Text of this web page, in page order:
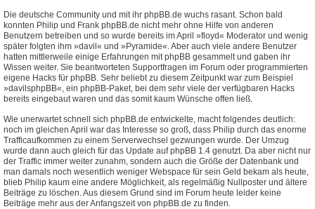
Die deutsche Community und mit ihr phpBB.de wuchs rasant. Schon bald
konnten Philip und Frank phpBB.de nicht mehr ohne Hilfe von anderen
Benutzern betreiben und so wurde bereits im April »floyd« Moderator und wenig
später folgten ihm »davil« und »Pyramide«. Aber auch viele andere Benutzer
hatten mittlerweile einige Erfahrungen mit phpBB gesammelt und gaben ihr
Wissen weiter. Sie beantworteten Supportfragen im Forum oder programmierten
eigene Hacks für phpBB. Sehr beliebt zu diesem Zeitpunkt war zum Beispiel
»davilsphpBB«, ein phpBB-Paket, bei dem sehr viele der verfügbaren Hacks
bereits eingebaut waren und das somit kaum Wünsche offen ließ.
Wie unerwartet schnell sich phpBB.de entwickelte, macht folgendes deutlich:
noch im gleichen April war das Interesse so groß, dass Philip durch das enorme
Trafficaufkommen zu einem Serverwechsel gezwungen wurde. Der Umzug
wurde dann auch gleich für das Update auf phpBB 1.4 genutzt. Da aber nicht nur
der Traffic immer weiter zunahm, sondern auch die Größe der Datenbank und
man damals noch wesentlich weniger Webspace für sein Geld bekam als heute,
blieb Philip kaum eine andere Möglichkeit, als regelmäßig Nullposter und ältere
Beiträge zu löschen. Aus diesem Grund sind im Forum heute leider keine
Beiträge mehr aus der Anfangszeit von phpBB.de zu finden.